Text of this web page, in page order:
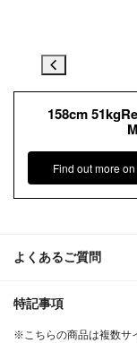
よくあるご質問
特記事項
※こちらの商品は複数サ
158cm
M
Find out more